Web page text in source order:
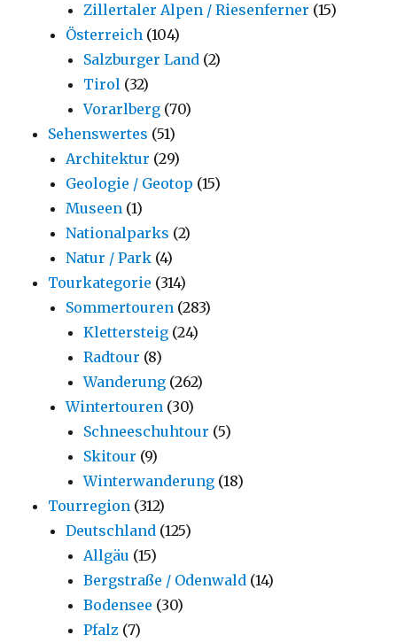
Zillertaler Alpen / Riesenferner (15)
Österreich (104)
Salzburger Land (2)
Tirol (32)
Vorarlberg (70)
Sehenswertes (51)
Architektur (29)
Geologie / Geotop (15)
Museen (1)
Nationalparks (2)
Natur / Park (4)
Tourkategorie (314)
Sommertouren (283)
Klettersteig (24)
Radtour (8)
Wanderung (262)
Wintertouren (30)
Schneeschuhtour (5)
Skitour (9)
Winterwanderung (18)
Tourregion (312)
Deutschland (125)
Allgäu (15)
Bergstraße / Odenwald (14)
Bodensee (30)
Pfalz (7)